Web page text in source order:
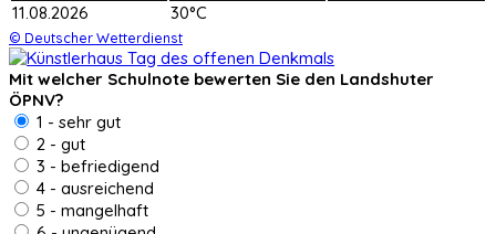
11.08.2026
30°C
© Deutscher Wetterdienst
Mit welcher Schulnote bewerten Sie den Landshuter
ÖPNV?
1 - sehr gut
2 - gut
3 - befriedigend
4 - ausreichend
5 - mangelhaft